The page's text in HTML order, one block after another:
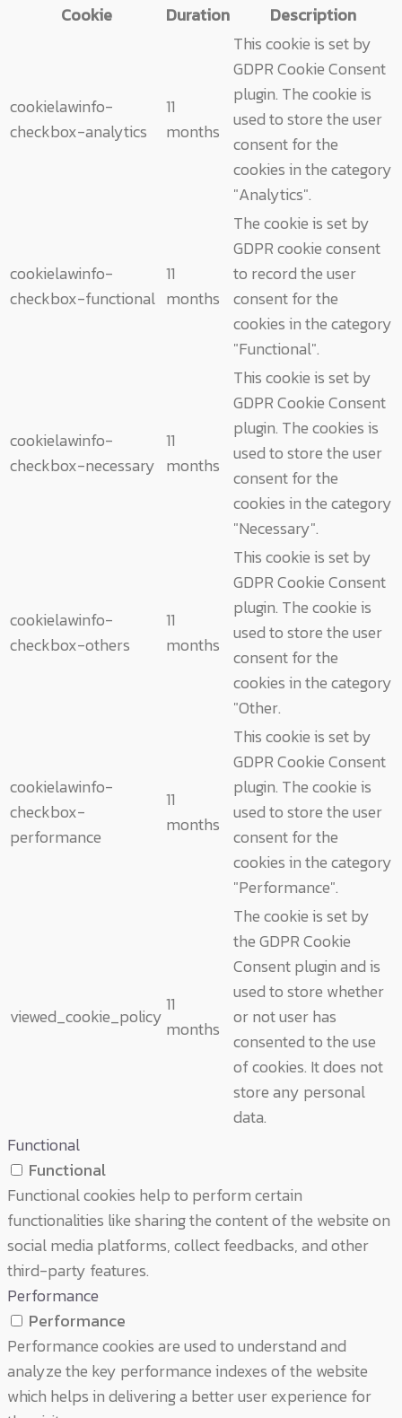
Cookie
Duration Description
cookielawinfo-
checkbox-analytics
11
months
This cookie is set by
GDPR Cookie Consent
plugin. The cookie is
used to store the user
consent for the
cookies in the category
"Analytics".
cookielawinfo-
checkbox-functional
11
months
The cookie is set by
GDPR cookie consent
to record the user
consent for the
cookies in the category
"Functional".
cookielawinfo-
checkbox-necessary
11
months
This cookie is set by
GDPR Cookie Consent
plugin. The cookies is
used to store the user
consent for the
cookies in the category
"Necessary".
cookielawinfo-
checkbox-others
11
months
This cookie is set by
GDPR Cookie Consent
plugin. The cookie is
used to store the user
consent for the
cookies in the category
"Other.
cookielawinfo-
checkbox-
performance
11
months
This cookie is set by
GDPR Cookie Consent
plugin. The cookie is
used to store the user
consent for the
cookies in the category
"Performance".
viewed_cookie_policy
11
months
The cookie is set by
the GDPR Cookie
Consent plugin and is
used to store whether
or not user has
consented to the use
of cookies. It does not
store any personal
data.
Functional
Functional
Functional cookies help to perform certain
functionalities like sharing the content of the website on
social media platforms, collect feedbacks, and other
third-party features.
Performance
Performance
Performance cookies are used to understand and
analyze the key performance indexes of the website
which helps in delivering a better user experience for